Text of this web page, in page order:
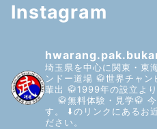
Instagram
埼玉県を中心に関東・東
ンドー道場 🥋世界チャン
輩出 🥋1999年の設立よ
🥋無料体験・見学🥋
す。
⬇️のリンクにあるお
ださい。